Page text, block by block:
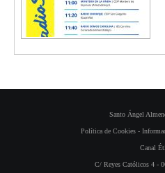
Santo Ángel
Política de Cookies-
Canal
C/ Reyes Católicos 4 -